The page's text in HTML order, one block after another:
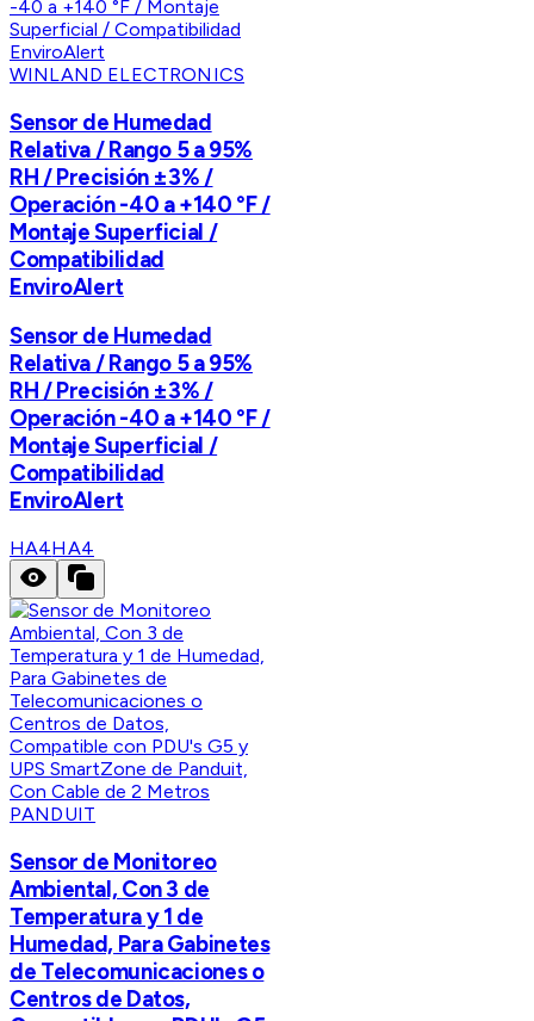
WINLAND ELECTRONICS
Sensor de Humedad
Relativa / Rango 5 a 95%
RH / Precisión ±3% /
Operación -40 a +140 °F /
Montaje Superficial /
Compatibilidad
EnviroAlert
Sensor de Humedad
Relativa / Rango 5 a 95%
RH / Precisión ±3% /
Operación -40 a +140 °F /
Montaje Superficial /
Compatibilidad
EnviroAlert
HA4HA4
PANDUIT
Sensor de Monitoreo
Ambiental, Con 3 de
Temperatura y 1 de
Humedad, Para Gabinetes
de Telecomunicaciones o
Centros de Datos,